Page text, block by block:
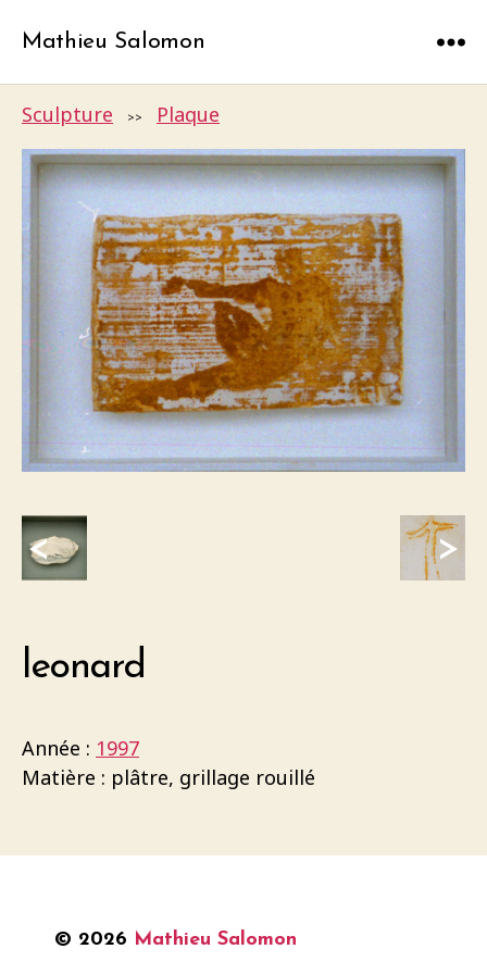
Mathieu Salomon
Sculpture >> Plaque
< >
leonard
Année : 1997
Matière : plâtre, grillage rouillé
© 2026 Mathieu Salomon